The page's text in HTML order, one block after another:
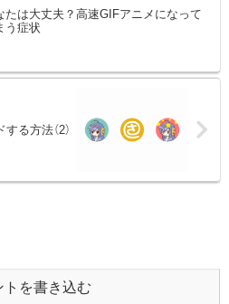
たは大丈夫？高速GIFアニメになって
う症状
る方法（2）
トを書き込む